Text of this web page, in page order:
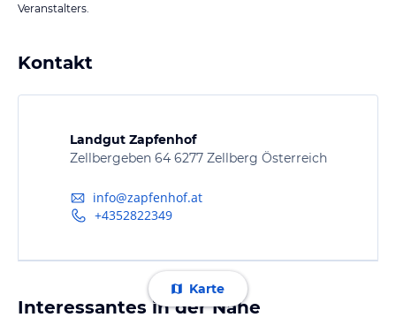
Veranstalters.
Kontakt
Landgut Zapfenhof
Zellbergeben 64 6277 Zellberg Österreich
info@zapfenhof.at
+4352822349
Karte
Interessantes in der Nähe